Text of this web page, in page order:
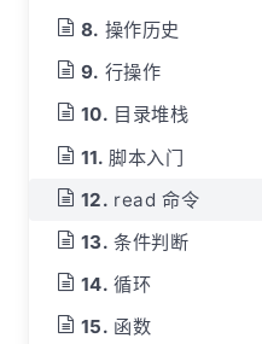
操作历史
行操作
目录堆栈
脚本入门
read 命令
条件判断
循环
函数